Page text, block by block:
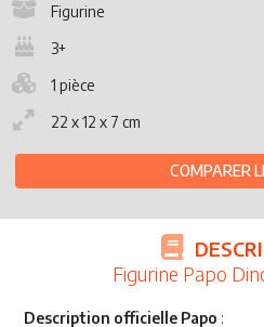
Figurine
3+
1 pièce
22 x 12 x 7 cm
COMPARER
Figurine Papo
Description officielle Papo :